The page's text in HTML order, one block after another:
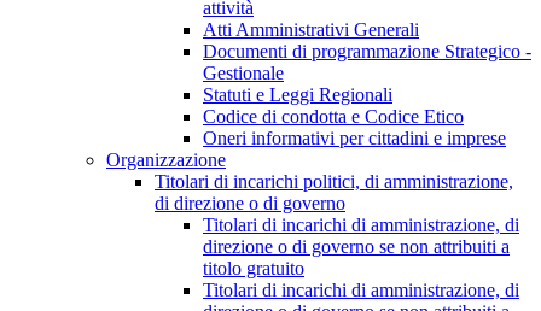
attività
Atti Amministrativi Generali
Documenti di programmazione Strategico -
Gestionale
Statuti e Leggi Regionali
Codice di condotta e Codice Etico
Oneri informativi per cittadini e imprese
Organizzazione
Titolari di incarichi politici, di amministrazione,
di direzione o di governo
Titolari di incarichi di amministrazione, di
direzione o di governo se non attribuiti a
titolo gratuito
Titolari di incarichi di amministrazione, di